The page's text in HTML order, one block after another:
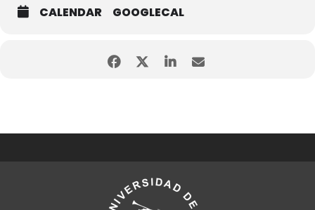
CALENDAR GOOGLECAL